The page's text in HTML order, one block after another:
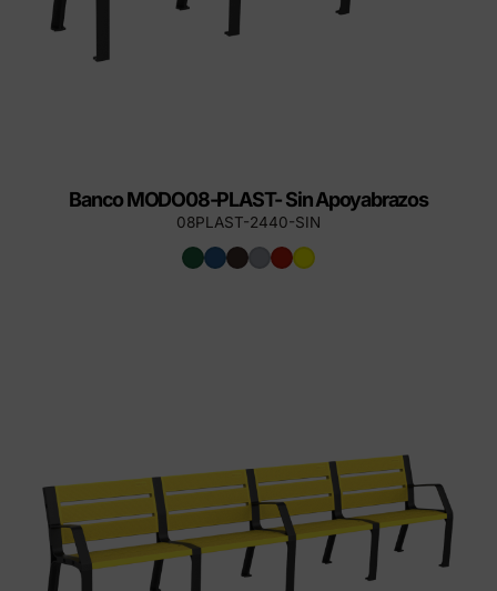
Banco MODO08-PLAST- Sin Apoyabrazos
08PLAST-2440-SIN